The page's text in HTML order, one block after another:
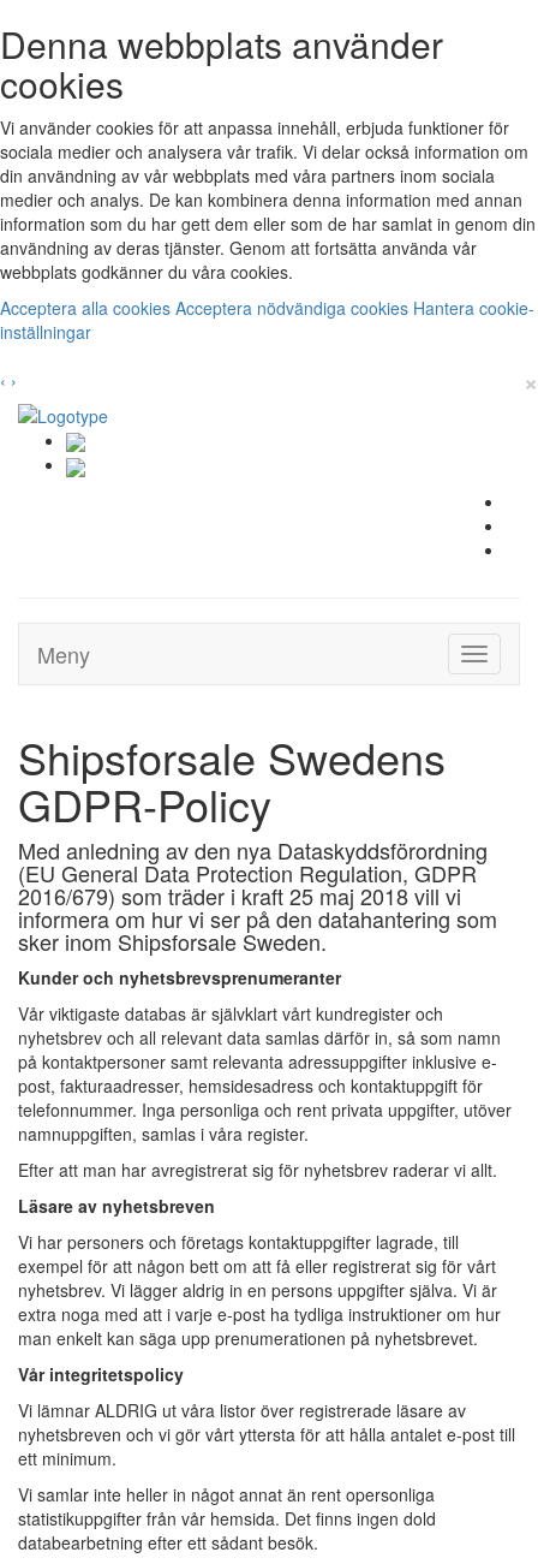
Denna webbplats använder
cookies
Vi använder cookies för att anpassa innehåll, erbjuda funktioner för
sociala medier och analysera vår trafik. Vi delar också information om
din användning av vår webbplats med våra partners inom sociala
medier och analys. De kan kombinera denna information med annan
information som du har gett dem eller som de har samlat in genom din
användning av deras tjänster. Genom att fortsätta använda vår
webbplats godkänner du våra cookies.
Acceptera alla cookies Acceptera nödvändiga cookies Hantera cookie-
inställningar
‹ › ×
Toggle
Meny
Shipsforsale Swedens
GDPR-Policy
Med anledning av den nya Dataskyddsförordning
(EU General Data Protection Regulation, GDPR
2016/679) som träder i kraft 25 maj 2018 vill vi
informera om hur vi ser på den datahantering som
sker inom Shipsforsale Sweden.
Kunder och nyhetsbrevsprenumeranter
Vår viktigaste databas är självklart vårt kundregister och
nyhetsbrev och all relevant data samlas därför in, så som namn
på kontaktpersoner samt relevanta adressuppgifter inklusive e-
post, fakturaadresser, hemsidesadress och kontaktuppgift för
telefonnummer. Inga personliga och rent privata uppgifter, utöver
namnuppgiften, samlas i våra register.
Efter att man har avregistrerat sig för nyhetsbrev raderar vi allt.
Läsare av nyhetsbreven
Vi har personers och företags kontaktuppgifter lagrade, till
exempel för att någon bett om att få eller registrerat sig för vårt
nyhetsbrev. Vi lägger aldrig in en persons uppgifter själva. Vi är
extra noga med att i varje e-post ha tydliga instruktioner om hur
man enkelt kan säga upp prenumerationen på nyhetsbrevet.
Vår integritetspolicy
Vi lämnar ALDRIG ut våra listor över registrerade läsare av
nyhetsbreven och vi gör vårt yttersta för att hålla antalet e-post till
ett minimum.
Vi samlar inte heller in något annat än rent opersonliga
statistikuppgifter från vår hemsida. Det finns ingen dold
databearbetning efter ett sådant besök.